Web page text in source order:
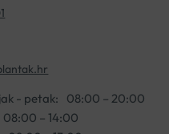
- petak:
08:00 – 20:00
08:00 – 14:00